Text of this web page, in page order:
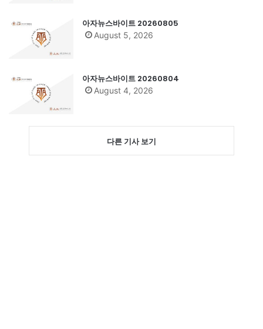
아자뉴스바이트 20260805
August 5, 2026
아자뉴스바이트 20260804
August 4, 2026
다른 기사 보기